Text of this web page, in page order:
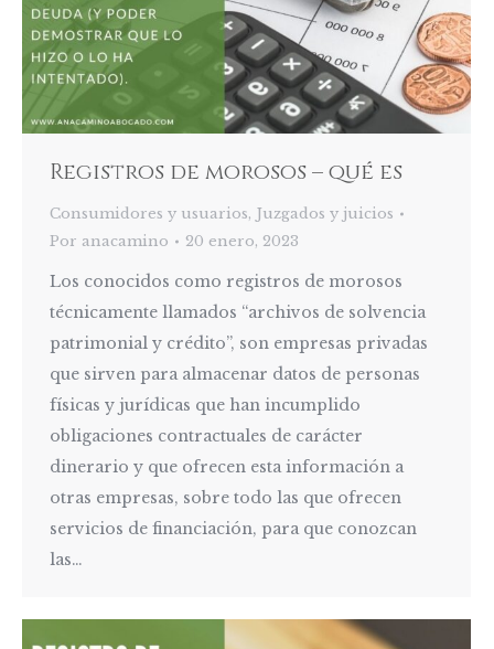
Registros de morosos – qué es
Consumidores y usuarios, Juzgados y juicios
Por anacamino 20 enero, 2023
Los conocidos como registros de morosos
técnicamente llamados “archivos de solvencia
patrimonial y crédito”, son empresas privadas
que sirven para almacenar datos de personas
físicas y jurídicas que han incumplido
obligaciones contractuales de carácter
dinerario y que ofrecen esta información a
otras empresas, sobre todo las que ofrecen
servicios de financiación, para que conozcan
las…